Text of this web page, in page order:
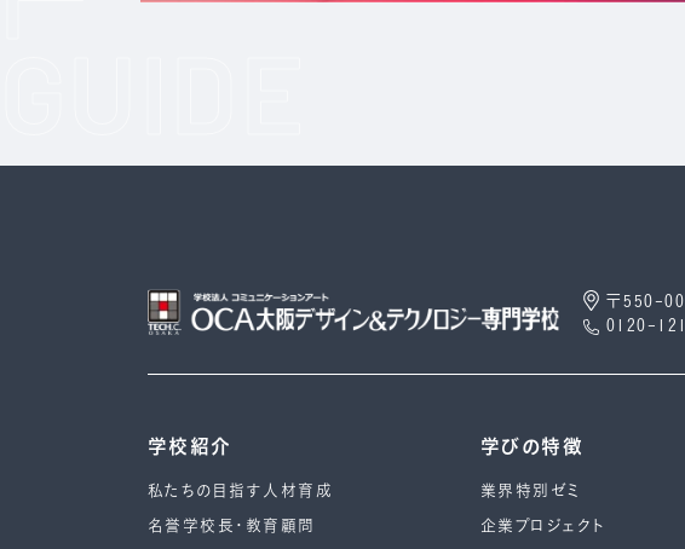
〒550-
0120-
学校紹介
私たちの目指す人材育成
名誉学校長・教育顧問
学びの特徴
業界特別ゼミ
企業プロジェクト